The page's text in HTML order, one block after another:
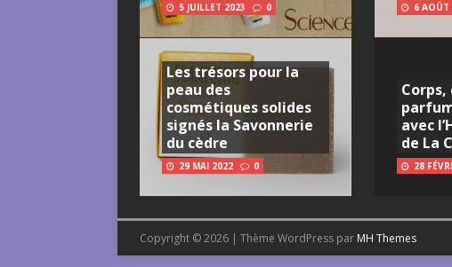
5 JUILLET 2023 0
Les trésors pour la
peau des
cosmétiques solides
signés la Savonnerie
du cèdre
29 MAI 2022 0
6 AOÛT
Corps,
avec
de La
28
Copyright © 2026 | Thème WordPress par MH Themes